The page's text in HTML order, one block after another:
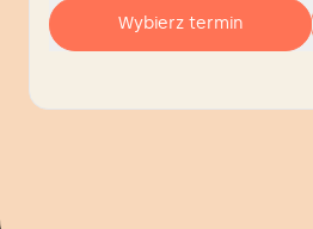
Wybierz termin